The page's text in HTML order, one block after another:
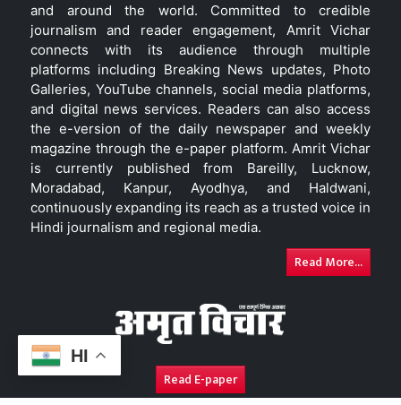
HI
and around the world. Committed to credible
journalism and reader engagement, Amrit Vichar
connects with its audience through multiple
platforms including Breaking News updates, Photo
Galleries, YouTube channels, social media platforms,
and digital news services. Readers can also access
the e-version of the daily newspaper and weekly
magazine through the e-paper platform. Amrit Vichar
is currently published from Bareilly, Lucknow,
Moradabad, Kanpur, Ayodhya, and Haldwani,
continuously expanding its reach as a trusted voice in
Hindi journalism and regional media.
Read More...
Read E-paper